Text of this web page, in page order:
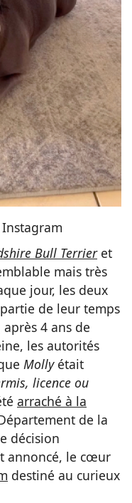
Bull Terrieret
mais très
jour, les deux
de leur temps
4 ans de
les autorités
Mollyétait
licence ou
arraché à la
de la
décision
annoncé, le cœur
destiné au curieux